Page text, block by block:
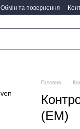
Обмін та повернення
Головна
(EM)